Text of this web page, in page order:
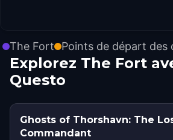
The Fort Points de départ des
Explorez The Fort
Questo
Ghosts of Thorshavn: The
Commandant